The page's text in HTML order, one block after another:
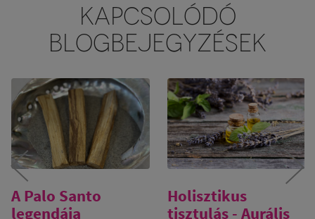
KAPCSOLÓDÓ
BLOGBEJEGYZÉSEK
A Palo Santo
legendája
Holisztikus
tisztulás - Aurális